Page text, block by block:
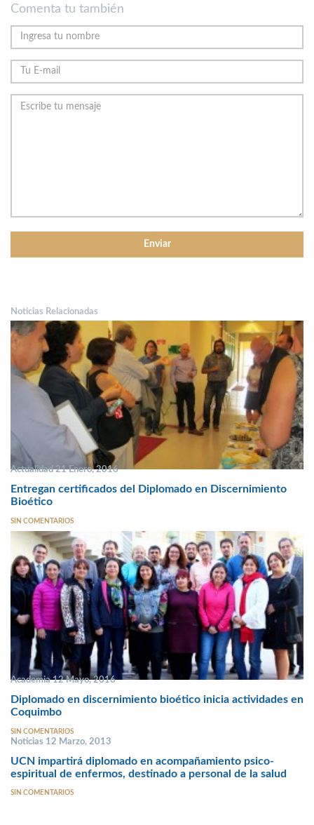
Comenta tu también
Noticias Relacionadas
Actualidad 21 Enero, 2016
Entregan certificados del Diplomado en Discernimiento
Bioético
SIN COMENTARIOS
Academia 12 Mayo, 2016
Diplomado en discernimiento bioético inicia actividades en
Coquimbo
SIN COMENTARIOS
Noticias 12 Marzo, 2013
UCN impartirá diplomado en acompañamiento psico-
espiritual de enfermos, destinado a personal de la salud
SIN COMENTARIOS